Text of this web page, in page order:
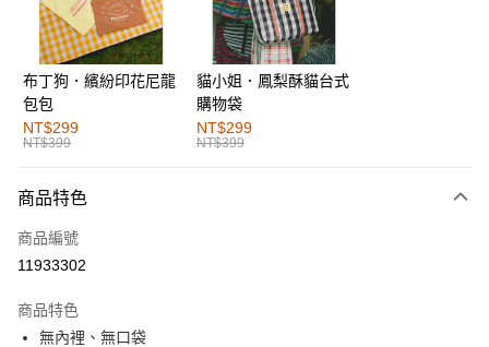
街口支付
運送方式
全家取貨付款
每筆NT$60，滿NT$1,000(含以上)免運費
付款後全家取貨
萊爾富取貨付款
付款後萊爾富取貨
布丁狗．繽紛印花尼龍
包包
NT$299
NT$399
貓小姐．鳳梨酥貓台式
購物袋
NT$299
NT$399
商品特色
商品編號
11933302
商品特色
無內裡、無口袋